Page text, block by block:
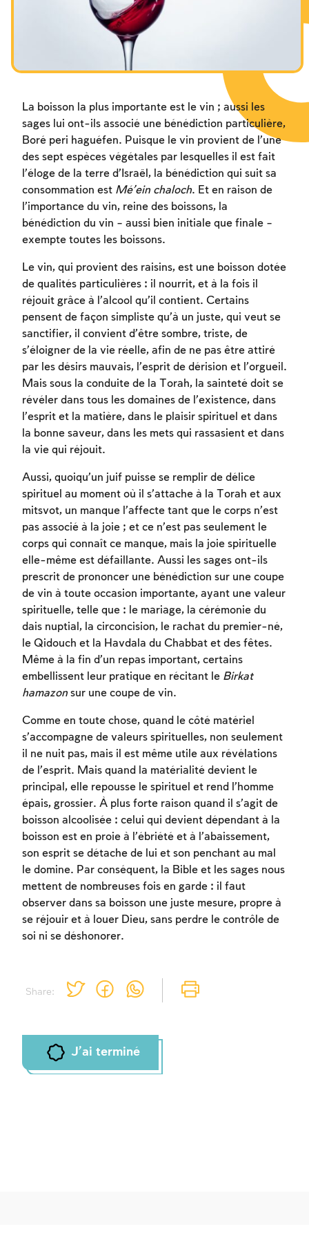
Les jeûnes liés à la destruction du Temple
Share:
La boisson la plus importante est le vin ; aussi les
sages lui ont-ils associé une bénédiction particulière,
Boré peri haguéfen. Puisque le vin provient de l’une
des sept espèces végétales par lesquelles il est fait
l’éloge de la terre d’Israël, la bénédiction qui suit sa
consommation est Mé’ein chaloch. Et en raison de
l’importance du vin, reine des boissons, la
bénédiction du vin – aussi bien initiale que finale –
exempte toutes les boissons.
Le vin, qui provient des raisins, est une boisson dotée
de qualités particulières : il nourrit, et à la fois il
réjouit grâce à l’alcool qu’il contient. Certains
pensent de façon simpliste qu’à un juste, qui veut se
sanctifier, il convient d’être sombre, triste, de
s’éloigner de la vie réelle, afin de ne pas être attiré
par les désirs mauvais, l’esprit de dérision et l’orgueil.
Mais sous la conduite de la Torah, la sainteté doit se
révéler dans tous les domaines de l’existence, dans
l’esprit et la matière, dans le plaisir spirituel et dans
la bonne saveur, dans les mets qui rassasient et dans
la vie qui réjouit.
Aussi, quoiqu’un juif puisse se remplir de délice
spirituel au moment où il s’attache à la Torah et aux
mitsvot, un manque l’affecte tant que le corps n’est
pas associé à la joie ; et ce n’est pas seulement le
corps qui connaît ce manque, mais la joie spirituelle
elle-même est défaillante. Aussi les sages ont-ils
prescrit de prononcer une bénédiction sur une coupe
de vin à toute occasion importante, ayant une valeur
spirituelle, telle que : le mariage, la cérémonie du
dais nuptial, la circoncision, le rachat du premier-né,
le Qidouch et la Havdala du Chabbat et des fêtes.
Même à la fin d’un repas important, certains
embellissent leur pratique en récitant le Birkat
hamazon sur une coupe de vin.
Comme en toute chose, quand le côté matériel
s’accompagne de valeurs spirituelles, non seulement
il ne nuit pas, mais il est même utile aux révélations
de l’esprit. Mais quand la matérialité devient le
principal, elle repousse le spirituel et rend l’homme
épais, grossier. À plus forte raison quand il s’agit de
boisson alcoolisée : celui qui devient dépendant à la
boisson est en proie à l’ébriété et à l’abaissement,
son esprit se détache de lui et son penchant au mal
le domine. Par conséquent, la Bible et les sages nous
mettent de nombreuses fois en garde : il faut
observer dans sa boisson une juste mesure, propre à
se réjouir et à louer Dieu, sans perdre le contrôle de
soi ni se déshonorer.
J'ai terminé
Inscription requise
Afin d'enregistrer ce que vous avez étudié,
vous devez vous connectez ou vous
inscrire.
Inscription Connexion